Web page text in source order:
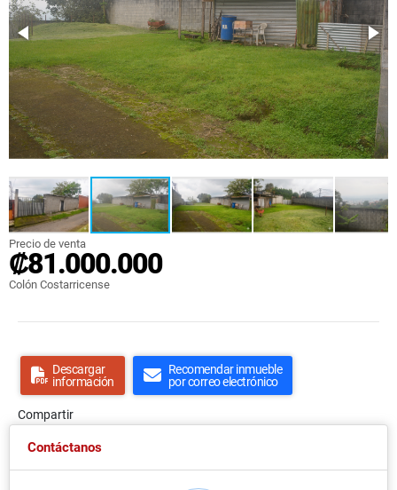
Precio de venta
₡81.000.000
Colón Costarricense
Descargar
información
Recomendar inmueble
por correo electrónico
Compartir
Contáctanos